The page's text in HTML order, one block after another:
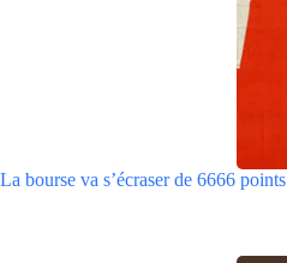
La bourse va s’écraser de 6666 points